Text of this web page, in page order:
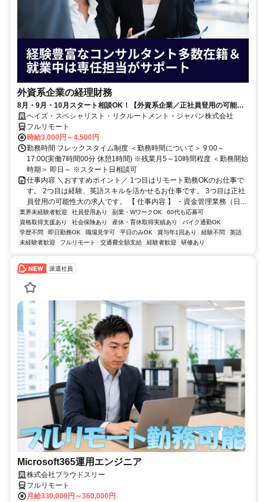
外資系企業の経理財務
8月・9月・10月スタート相談OK！【外資系企業／正社員登用の可能性
大／700万～800万／リモート勤務OK】経理財務
ヘイズ・スペシャリスト・リクルートメント・ジャパン株式会社
フルリモート
時給3,000円～4,500円
勤務時間 フレックスタイム制度 ＜勤務時間について＞ 9:00～
17:00(実働7時間00分 休憩1時間) ※残業月5～10時間程度 ＜勤務開始
時期＞ 即日～ ※スタート日相談可
仕事内容 ＼おすすめポイント／ 1つ目はリモート勤務OKのお仕事で
す。 2つ目は経験、英語スキルを活かせるお仕事です。 3つ目は正社
員登用の可能性大の求人です。 【 仕事内容 】 ・資金管理業務（日...
業界未経験者歓迎 社員登用あり 副業・WワークOK
60代も応募可
資格取得支援あり
社会保険あり 産休・育休取得実績あり
バイク通勤OK
学歴不問
即日勤務OK 職場見学可 平日のみOK 賞与年1回あり 経験不問
英語
未経験者歓迎
フルリモート 交通費全額支給 経験者歓迎 研修あり
派遣社員
Microsoft365運用エンジニア
株式会社プラウドスリー
フルリモート
月給330,000円～360,000円